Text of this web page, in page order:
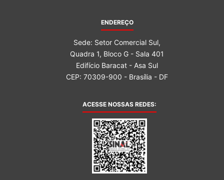
ENDEREÇO
Sede: Setor Comercial Sul,
Quadra 1, Bloco G - Sala 401
Edifício Baracat - Asa Sul
CEP: 70309-900 - Brasília - DF
ACESSE NOSSAS REDES: